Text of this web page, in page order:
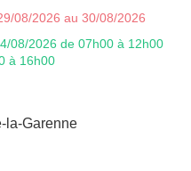
la-Garenne
08/2026 au 30/08/2026
08/2026 de 07h00 à 12h00
à 16h00